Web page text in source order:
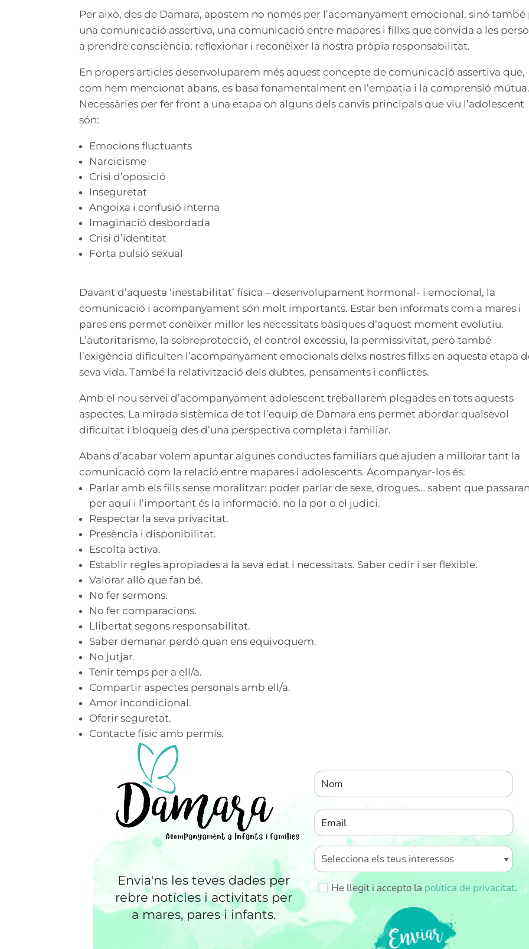
Per això, des de Damara, apostem no només per l’acomanyament emocional, sinó també
una comunicació assertiva, una comunicació entre mapares i fillxs que convida a les
a prendre consciència, reflexionar i reconèixer la nostra pròpia responsabilitat.
En propers articles desenvoluparem més aquest concepte de comunicació assertiva que,
com hem mencionat abans, es basa fonamentalment en l’empatia i la comprensió
Necessàries per fer front a una etapa on alguns dels canvis principals que viu l’adolescent
són:
Emocions fluctuants
Narcicisme
Crisi d’oposició
Inseguretat
Angoixa i confusió interna
Imaginació desbordada
Crisi d’identitat
Forta pulsió sexual
Davant d’aquesta ‘inestabilitat’ física – desenvolupament hormonal- i emocional, la
comunicació i acompanyament són molt importants. Estar ben informats com a mares i
pares ens permet conèixer millor les necessitats bàsiques d’aquest moment evolutiu.
L’autoritarisme, la sobreprotecció, el control excessiu, la permissivitat, però també
l’exigència dificulten l’acompanyament emocionals delxs nostres fillxs en aquesta etapa
seva vida. També la relativització dels dubtes, pensaments i conflictes.
Amb el nou servei d’acompanyament adolescent treballarem plegades en tots aquests
aspectes. La mirada sistèmica de tot l’equip de Damara ens permet abordar qualsevol
dificultat i bloqueig des d’una perspectiva completa i familiar.
Abans d’acabar volem apuntar algunes conductes familiars que ajuden a millorar tant la
comunicació com la relació entre mapares i adolescents. Acompanyar-los és:
Parlar amb els fills sense moralitzar: poder parlar de sexe, drogues… sabent que
per aquí i l’important és la informació, no la por o el judici.
Respectar la seva privacitat.
Presència i disponibilitat.
Escolta activa.
Establir regles apropiades a la seva edat i necessitats. Saber cedir i ser flexible.
Valorar allò que fan bé.
No fer sermons.
No fer comparacions.
Llibertat segons responsabilitat.
Saber demanar perdó quan ens equivoquem.
No jutjar.
Tenir temps per a ell/a.
Compartir aspectes personals amb ell/a.
Amor incondicional.
Oferir seguretat.
Contacte físic amb permís.
Envia'ns les teves dades per
rebre notícies i activitats per
a mares, pares i infants.
He llegit i accepto la política de privacitat.
ENVIAR